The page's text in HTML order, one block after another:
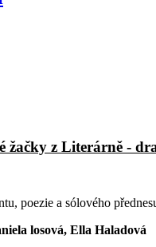
žačky z Literárně -
poezie a sólového
losová, Ella Haladová